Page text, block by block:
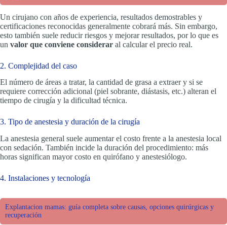
Un cirujano con años de experiencia, resultados demostrables y
certificaciones reconocidas generalmente cobrará más. Sin embargo,
esto también suele reducir riesgos y mejorar resultados, por lo que es
un valor que conviene considerar al calcular el precio real.
2. Complejidad del caso
El número de áreas a tratar, la cantidad de grasa a extraer y si se
requiere corrección adicional (piel sobrante, diástasis, etc.) alteran el
tiempo de cirugía y la dificultad técnica.
3. Tipo de anestesia y duración de la cirugía
La anestesia general suele aumentar el costo frente a la anestesia local
con sedación. También incide la duración del procedimiento: más
horas significan mayor costo en quirófano y anestesiólogo.
4. Instalaciones y tecnología
Explantacion mamas: guía completa sobre causas, opciones quirúrgicas y
recuperación